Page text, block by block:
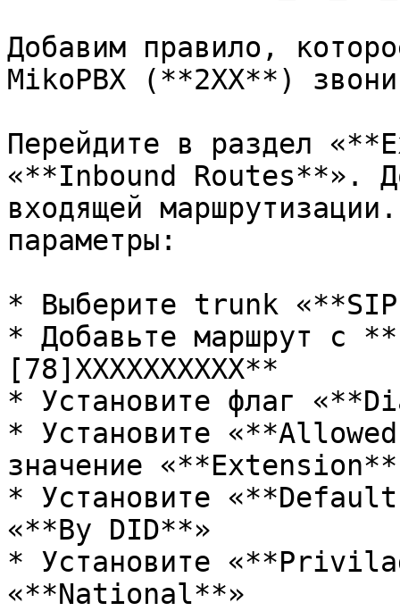
Добавим правило,
MikoPBX (**2XX**)
Перейдите в раздел
«**Inbound Routes**».
входящей
параметры:
* Выберите trunk
* Добавьте маршрут с
[78]XXXXXXXXXX**
* Установите флаг
* Установите
значение
* Установите
«**By DID**»
* Установите
«**National**»